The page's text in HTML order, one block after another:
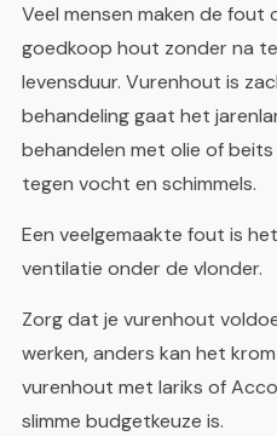
Veel mensen maken de fout
goedkoop hout zonder na
levensduur. Vurenhout is
behandeling gaat het
behandelen met olie of
tegen vocht en schimmels.
Een veelgemaakte fout is
ventilatie onder de vlonder.
Zorg dat je vurenhout
werken, anders kan het
vurenhout met lariks of
slimme budgetkeuze is.